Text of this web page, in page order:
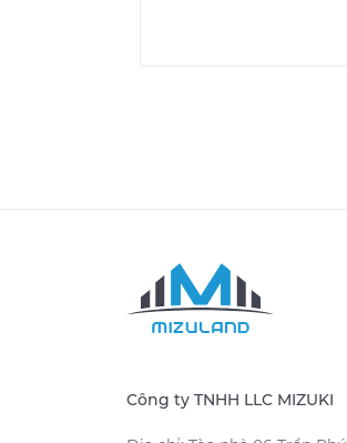
Công ty TNHH LLC MIZUKI